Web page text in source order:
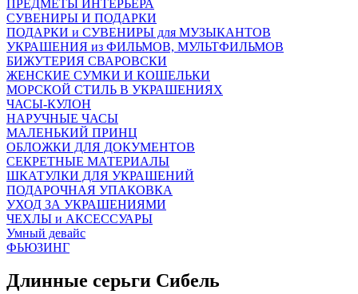
ПРЕДМЕТЫ ИНТЕРЬЕРА
СУВЕНИРЫ И ПОДАРКИ
ПОДАРКИ и СУВЕНИРЫ для МУЗЫКАНТОВ
УКРАШЕНИЯ из ФИЛЬМОВ, МУЛЬТФИЛЬМОВ
БИЖУТЕРИЯ СВАРОВСКИ
ЖЕНСКИЕ СУМКИ И КОШЕЛЬКИ
МОРСКОЙ СТИЛЬ В УКРАШЕНИЯХ
ЧАСЫ-КУЛОН
НАРУЧНЫЕ ЧАСЫ
МАЛЕНЬКИЙ ПРИНЦ
ОБЛОЖКИ ДЛЯ ДОКУМЕНТОВ
СЕКРЕТНЫЕ МАТЕРИАЛЫ
ШКАТУЛКИ ДЛЯ УКРАШЕНИЙ
ПОДАРОЧНАЯ УПАКОВКА
УХОД ЗА УКРАШЕНИЯМИ
ЧEХЛЫ и АКСЕССУАРЫ
Умный девайс
ФЬЮЗИНГ
Длинные серьги Сибель